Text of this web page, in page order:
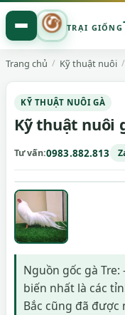
TRẠI GIỐNG
Trang chủ Kỹ thuật nuôi
KỸ THUẬT NUÔI GÀ
Kỹ thuật nuôi
Tư vấn 0983.882.813
Nguồn gốc gà
biến nhất là các
Bắc cũng đã được